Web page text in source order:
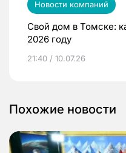
Новости компаний
Свой дом в Томске:
2026 году
21:40 / 10.07.26
Похожие новости